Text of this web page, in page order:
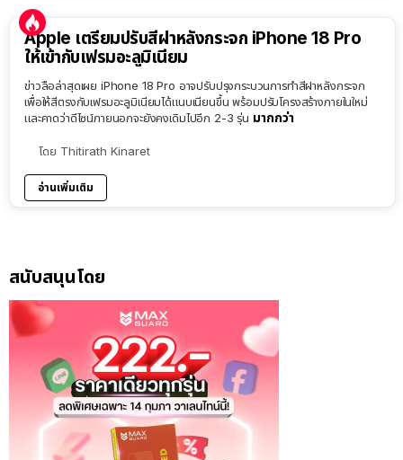
Apple เตรียมปรับสีฝาหลังกระจก iPhone 18 Pro
ให้เข้ากับเฟรมอะลูมิเนียม
ข่าวลือล่าสุดเผย iPhone 18 Pro อาจปรับปรุงกระบวนการทำสีฝาหลังกระจก
เพื่อให้สีตรงกับเฟรมอะลูมิเนียมได้แนบเนียนขึ้น พร้อมปรับโครงสร้างภายในใหม่
และคาดว่าดีไซน์ภายนอกจะยังคงเดิมไปอีก 2-3 รุ่น มากกว่า
โดย Thitirath Kinaret
อ่านเพิ่มเติม
สนับสนุนโดย